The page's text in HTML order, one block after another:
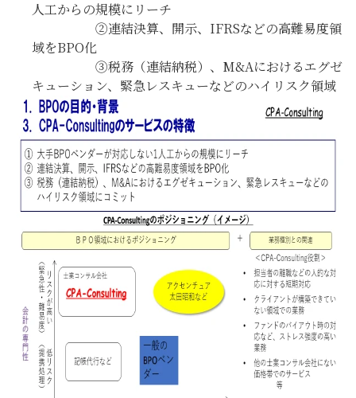
人工からの規模にリーチ
②連結決算、開示、IFRSなどの高難易度領
域をBPO化
③税務（連結納税）、M&Aにおけるエグゼ
キューション、緊急レスキューなどのハイリスク領域